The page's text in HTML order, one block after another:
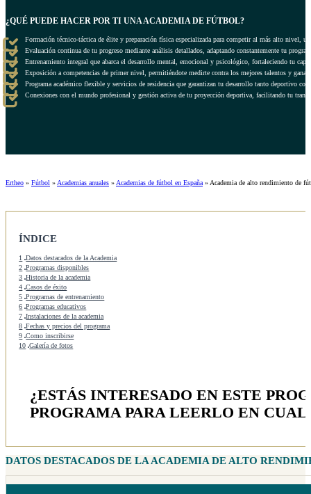
¿QUÉ PUEDE HACER POR TI UNA ACADEMIA DE FÚTBOL?
Formación técnico-táctica de élite y preparación física especializada para competir al más alto nivel,
Evaluación continua de tu progreso mediante análisis detallados, adaptando constantemente tu
Entrenamiento integral que abarca el desarrollo mental, emocional y psicológico, fortaleciendo tu
Exposición a competencias de primer nivel, permitiéndote medirte contra los mejores talentos y ganar
Programa académico flexible y servicios de residencia que garantizan tu desarrollo tanto deportivo
Conexiones con el mundo profesional y gestión activa de tu proyección deportiva, facilitando tu
Ertheo » Fútbol » Academias anuales » Academias de fútbol en España » Academia de alto rendimiento de
ÍNDICE
1
Datos destacados de la Academia
2 Programas disponibles
3 Historia de la academia
4 Casos de éxito
5 Programas de entrenamiento
6 Programas educativos
7 Instalaciones de la academia
8 Fechas y precios del programa
9 Como inscribirse
10 Galería de fotos
¿ESTÁS INTERESADO EN ESTE
PROGRAMA PARA LEERLO EN
DATOS DESTACADOS DE LA ACADEMIA DE ALTO